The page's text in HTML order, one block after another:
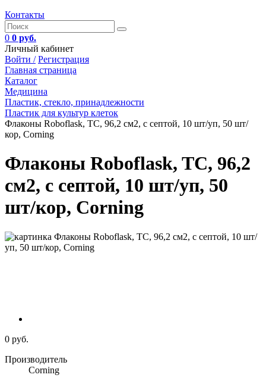
Контакты
0 0 руб.
Личный кабинет
Войти / Регистрация
Главная страница
Каталог
Медицина
Пластик, стекло, принадлежности
Пластик для культур клеток
Флаконы Roboflask, TC, 96,2 см2, с септой, 10 шт/уп, 50 шт/
кор, Corning
Флаконы Roboflask, TC, 96,2
см2, с септой, 10 шт/уп, 50
шт/кор, Corning
0 руб.
Производитель
Corning